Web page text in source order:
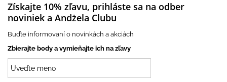
Získajte 10% zľavu, prihláste sa na odber
noviniek a Andżela Clubu
Buďte informovaní o novinkách a akciách
Zbierajte body a vymieňajte ich na zľavy